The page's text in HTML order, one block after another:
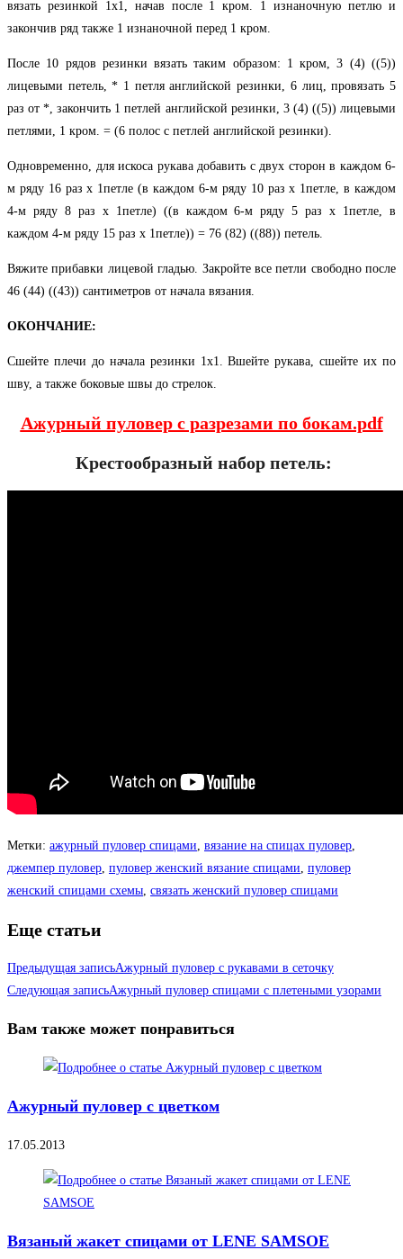
вязать резинкой 1х1, начав после 1 кром. 1 изнаночную петлю и
закончив ряд также 1 изнаночной перед 1 кром.
После 10 рядов резинки вязать таким образом: 1 кром, 3 (4) ((5))
лицевыми петель, * 1 петля английской резинки, 6 лиц, провязать 5
раз от *, закончить 1 петлей английской резинки, 3 (4) ((5)) лицевыми
петлями, 1 кром. = (6 полос с петлей английской резинки).
Одновременно, для искоса рукава добавить с двух сторон в каждом 6-
м ряду 16 раз х 1петле (в каждом 6-м ряду 10 раз х 1петле, в каждом
4-м ряду 8 раз х 1петле) ((в каждом 6-м ряду 5 раз х 1петле, в
каждом 4-м ряду 15 раз х 1петле)) = 76 (82) ((88)) петель.
Вяжите прибавки лицевой гладью. Закройте все петли свободно после
46 (44) ((43)) сантиметров от начала вязания.
ОКОНЧАНИЕ:
Сшейте плечи до начала резинки 1х1. Вшейте рукава, сшейте их по
шву, а также боковые швы до стрелок.
Ажурный пуловер с разрезами по бокам.pdf
Крестообразный набор петель:
Метки: ажурный пуловер спицами, вязание на спицах пуловер,
джемпер пуловер, пуловер женский вязание спицами, пуловер
женский спицами схемы, связать женский пуловер спицами
Еще статьи
Предыдущая записьАжурный пуловер с рукавами в сеточку
Следующая записьАжурный пуловер спицами с плетеными узорами
Вам также может понравиться
Ажурный пуловер с цветком
17.05.2013
Вязаный жакет спицами от LENE SAMSOE